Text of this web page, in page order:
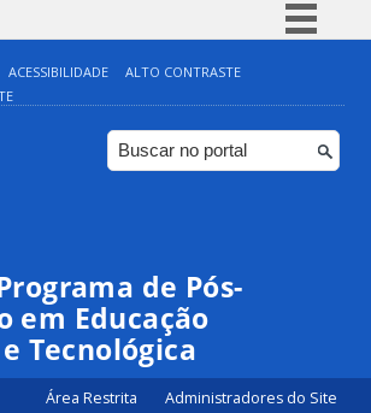
Simplifique!
Comunica BR
Participe
ACESSIBILIDADE
ALTO CONTRASTE
de Pós-
em Educação
Tecnológica
Área Restrita Administradores do Site